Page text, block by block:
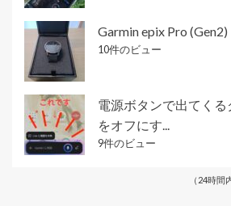
Garmin epix Pro (Gen2)
10件のビュー
電源ボタンで出てくる
をオフにす...
9件のビュー
（24時間